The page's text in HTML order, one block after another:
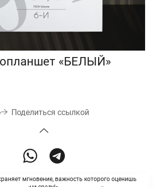
«БЕЛЫЙ»
Поделиться ссылкой
мгновение, важность которого оценишь